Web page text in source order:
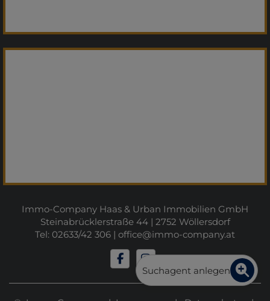
Immo-Company Haas & Urban Immobilien GmbH
Steinabrücklerstraße 44 | 2752 Wöllersdorf
Tel: 02633/42 306 | office@immo-company.at
Suchagent anlegen